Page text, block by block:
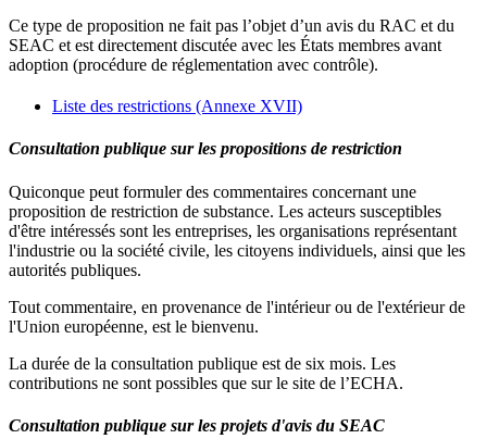
Ce type de proposition ne fait pas l’objet d’un avis du RAC et du
SEAC et est directement discutée avec les États membres avant
adoption (procédure de réglementation avec contrôle).
Liste des restrictions (Annexe XVII)
Consultation publique sur les propositions de restriction
Quiconque peut formuler des commentaires concernant une
proposition de restriction de substance. Les acteurs susceptibles
d'être intéressés sont les entreprises, les organisations représentant
l'industrie ou la société civile, les citoyens individuels, ainsi que les
autorités publiques.
Tout commentaire, en provenance de l'intérieur ou de l'extérieur de
l'Union européenne, est le bienvenu.
La durée de la consultation publique est de six mois. Les
contributions ne sont possibles que sur le site de l’ECHA.
Consultation publique sur les projets d'avis du SEAC